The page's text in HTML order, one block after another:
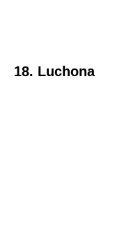
18. Luchona